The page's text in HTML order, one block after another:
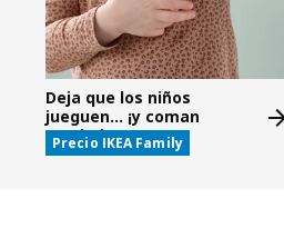
Deja que los niños
jueguen... ¡y coman
gratis!*
Precio IKEA Family